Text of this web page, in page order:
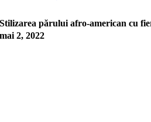
Stilizarea părului afro-american cu
mai 2, 2022